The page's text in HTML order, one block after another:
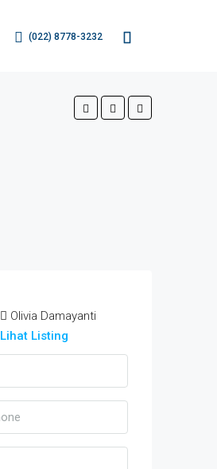
(022) 8778-3232
Olivia Damayanti
Lihat Listing